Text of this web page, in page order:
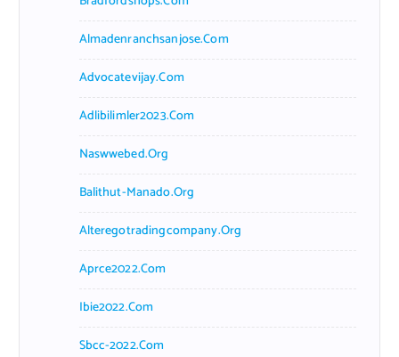
Almadenranchsanjose.com
Advocatevijay.com
Adlibilimler2023.com
Naswwebed.org
Balithut-Manado.org
Alteregotradingcompany.org
Aprce2022.com
Ibie2022.com
Sbcc-2022.com